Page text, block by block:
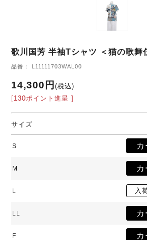
歌川国芳 半袖Tシャツ ＜猫の歌舞
品番： L11111703WAL00
14,300円(税込)
[130ポイント進呈 ]
サイズ
S
M
L
LL
F